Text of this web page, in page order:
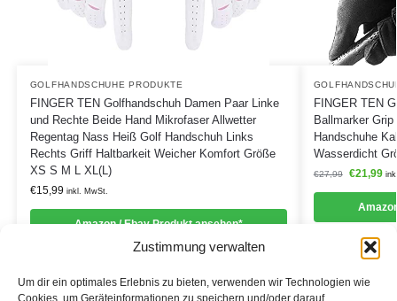
Zustimmung verwalten
Um dir ein optimales Erlebnis zu bieten, verwenden wir Technologien wie
Cookies, um Geräteinformationen zu speichern und/oder darauf
GOLFHANDSCHUHE PRODUKTE
FINGER TEN Golfhandschuh Damen Paar Linke
und Rechte Beide Hand Mikrofaser Allwetter
Regentag Nass Heiß Golf Handschuh Links
Rechts Griff Haltbarkeit Weicher Komfort Größe
XS S M L XL(L)
€15,99 inkl. MwSt.
Amazon / Ebay Produkt ansehen*
FINGER TEN
Ballmarker
Handschuhe
Wasserdicht
€27,99 €21,99